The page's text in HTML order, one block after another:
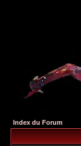
Index du Forum